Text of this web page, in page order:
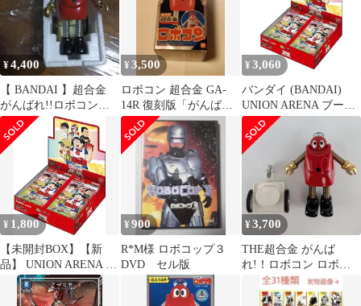
¥4,400
【 BANDAI 】超合金
がんばれ!!ロボコン
GA-14R 復刻版
¥3,500
ロボコン 超合金 GA-
14R 復刻版「がんば
れ!!ロボコン」
¥ 3,060
バンダイ (BANDAI)
UNION ARENA ブース
ターパック 僕とロボコ
【UA09BT】BOX 新品
未開封
¥ 1,800
【未開封BOX】【新
品】 UNION ARENA 僕
とロボコ ブースターパ
ック UA09BT BOX 倉
¥900
R*M様 ロボコップ３
DVD セル版
¥3,700
THE超合金 がんば
れ!！ロボコン ロボコ
ン バンダイ（復刻
版）